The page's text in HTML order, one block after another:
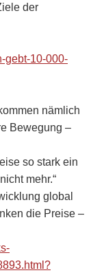
der
gebt-10-000-
nämlich
Bewegung –
so stark ein
mehr.“
global
die Preise –